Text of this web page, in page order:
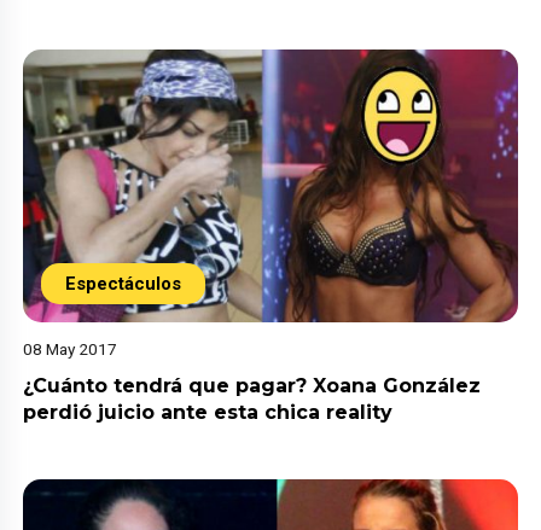
Espectáculos
08 May 2017
¿Cuánto tendrá que pagar? Xoana González
perdió juicio ante esta chica reality